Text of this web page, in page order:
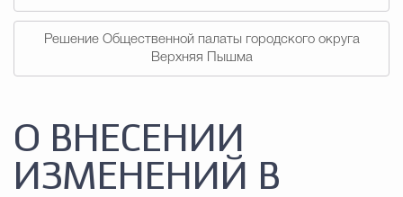
Решение Общественной палаты городского округа
Верхняя Пышма
О ВНЕСЕНИИ
ИЗМЕНЕНИЙ В